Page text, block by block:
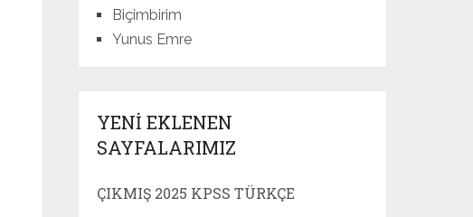
Biçimbirim
Yunus Emre
YENI EKLENEN
SAYFALARIMIZ
ÇIKMIŞ 2025 KPSS TÜRKÇE